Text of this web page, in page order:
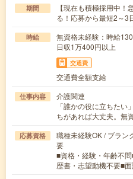
期間
【現在も積極採用中
る！応募から最短2～3
時給
無資格未経験：時給
日収1万400円以上
交通費
交通費全額支給
仕事内容
介護関連
「誰かの役に立ちた
ちがあれば大丈夫。無
応募資格
職種未経験OK / ブラン
要
■資格・経験・年齢不
歴書・志望動機不要■